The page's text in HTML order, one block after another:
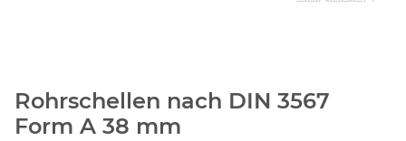
Rohrschellen nach DIN 3567
Form A 38 mm